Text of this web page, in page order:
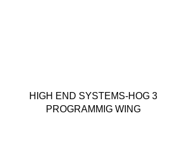
HIGH END SYSTEMS-HOG 3
PROGRAMMIG WING